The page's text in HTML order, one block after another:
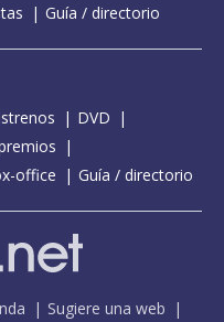
Guía / directorio
DVD
office Guía / directorio
Sugiere una web